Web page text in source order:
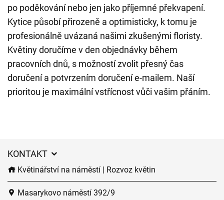
po poděkování nebo jen jako příjemné překvapení.
Kytice působí přirozeně a optimisticky, k tomu je
profesionálně uvázaná našimi zkušenými floristy.
Květiny doručíme v den objednávky během
pracovních dnů, s možností zvolit přesný čas
doručení a potvrzením doručení e-mailem. Naší
prioritou je maximální vstřícnost vůči vašim přáním.
KONTAKT
Květinářství na náměstí | Rozvoz květin
Masarykovo náměstí 392/9